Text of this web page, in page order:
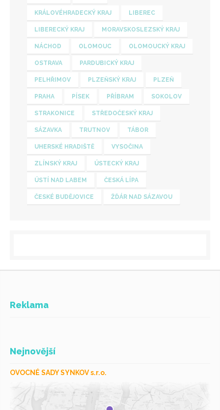
KRÁLOVÉHRADECKÝ KRAJ LIBEREC
LIBERECKÝ KRAJ MORAVSKOSLEZSKÝ KRAJ
NÁCHOD OLOMOUC OLOMOUCKÝ KRAJ
OSTRAVA PARDUBICKÝ KRAJ
PELHŘIMOV PLZEŇSKÝ KRAJ PLZEŇ
PRAHA PÍSEK PŘÍBRAM SOKOLOV
STRAKONICE STŘEDOČESKÝ KRAJ
SÁZAVKA TRUTNOV TÁBOR
UHERSKÉ HRADIŠTĚ VYSOČINA
ZLÍNSKÝ KRAJ ÚSTECKÝ KRAJ
ÚSTÍ NAD LABEM ČESKÁ LÍPA
ČESKÉ BUDĚJOVICE ŽĎÁR NAD SÁZAVOU
Reklama
Nejnovější
OVOCNÉ SADY SYNKOV s.r.o.